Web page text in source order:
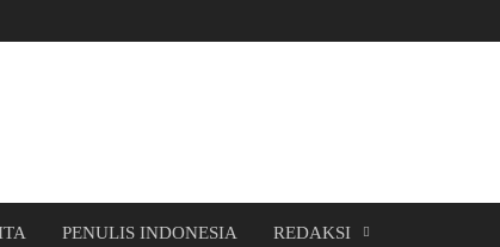
PENULIS INDONESIA REDAKSI